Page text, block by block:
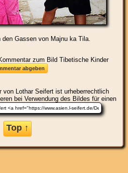
Gassen von Majnu ka Tila.
zum Bild Tibetische Kinder
von Lothar Seifert ist urheberrechtlich
bei Verwendung des Bildes für einen
Top ↑